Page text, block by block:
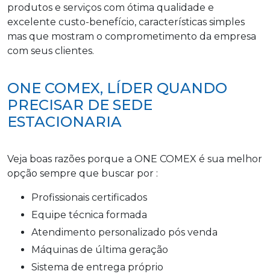
produtos e serviços com ótima qualidade e
excelente custo-benefício, características simples
mas que mostram o comprometimento da empresa
com seus clientes.
ONE COMEX, LÍDER QUANDO
PRECISAR DE SEDE
ESTACIONARIA
Veja boas razões porque a ONE COMEX é sua melhor
opção sempre que buscar por :
profissionais certificados
equipe técnica formada
atendimento personalizado pós venda
máquinas de última geração
sistema de entrega próprio